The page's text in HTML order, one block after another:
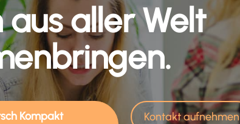
aller Welt
Kompakt
Kontakt aufnehmen